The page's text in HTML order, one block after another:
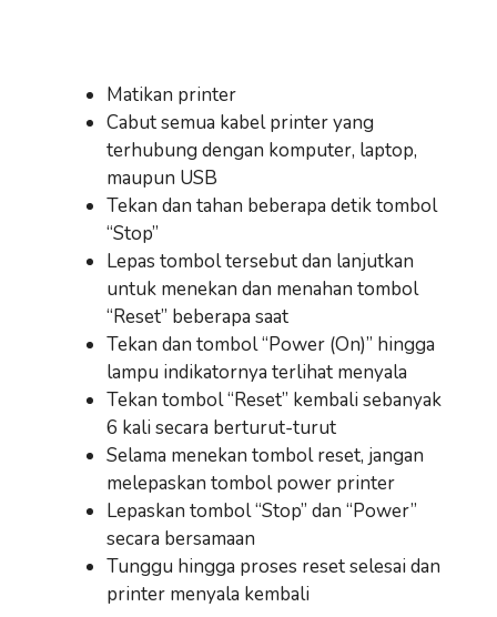
Matikan printer
Cabut semua kabel printer yang
terhubung dengan komputer, laptop,
maupun USB
Tekan dan tahan beberapa detik tombol
“Stop”
Lepas tombol tersebut dan lanjutkan
untuk menekan dan menahan tombol
“Reset” beberapa saat
Tekan dan tombol “Power (On)” hingga
lampu indikatornya terlihat menyala
Tekan tombol “Reset” kembali sebanyak
6 kali secara berturut-turut
Selama menekan tombol reset, jangan
melepaskan tombol power printer
Lepaskan tombol “Stop” dan “Power”
secara bersamaan
Tunggu hingga proses reset selesai dan
printer menyala kembali